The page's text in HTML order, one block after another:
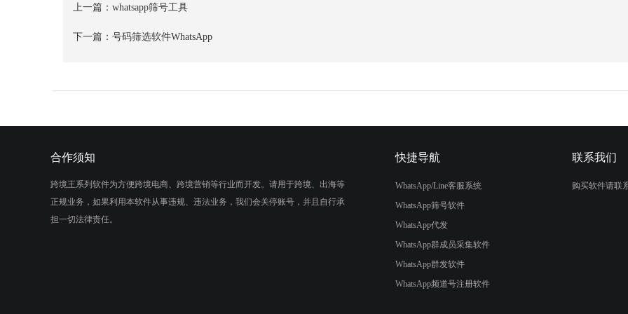
上一篇：whatsapp筛号工具
下一篇：号码筛选软件WhatsApp
合作须知
跨境王系列软件为方便跨境电商、跨境营销等行业而开发。请用于跨境、出海等
正规业务，如果利用本软件从事违规、违法业务，我们会关停账号，并且自行承
担一切法律责任。
快捷导航
WhatsApp/Line客服系统
WhatsApp筛号软件
WhatsApp代发
WhatsApp群成员采集软件
WhatsApp群发软件
WhatsApp频道号注册软件
联系我们
购买软件请联